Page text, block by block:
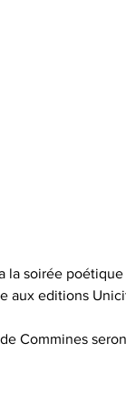
la soirée
aux editions
Commines